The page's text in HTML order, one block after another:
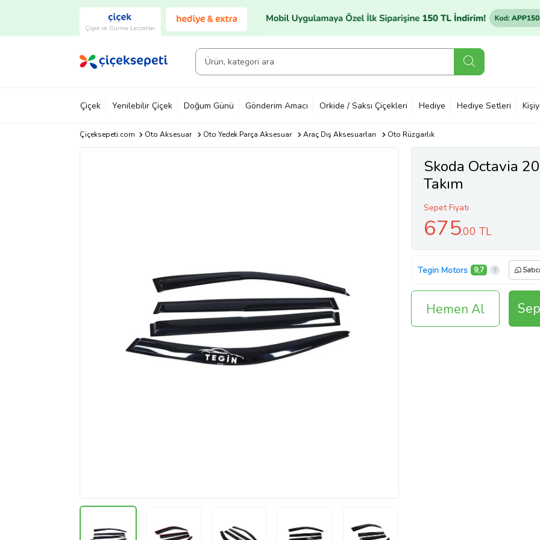
Çiçek ve Gurme Lezzetler
Çiçek Yenilebilir Çiçek Doğum Günü Gönderim Amacı Orkide / Saksı Çiçekleri Hediye Hediye Setleri
Çiçeksepeti.com Oto Aksesuar Oto Yedek Parça Aksesuar Araç Dış Aksesuarları Oto Rüzgarlık
Skoda Octavia
Takım
Sepet Fiyatı
675,00 TL
Tegin Motors 9,7
Hemen Al